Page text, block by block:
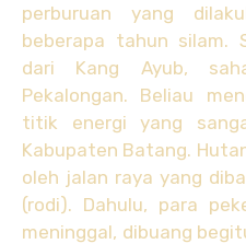
perburuan yang
beberapa tahun silam.
dari Kang Ayub,
Pekalongan. Beliau
titik energi yang
Kabupaten Batang.
oleh jalan raya yang
(rodi). Dahulu, para
meninggal, dibuang